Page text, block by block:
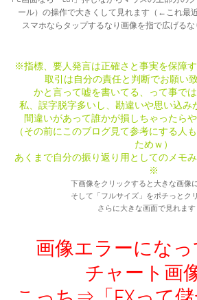
ール）の操作で大きくして見れます（←これ最
スマホならタップするなり画像を指で広げるな
※指標、要人発言は正確さと事実を保障す
取引は自分の責任と判断でお願い
かと言って嘘を書いてる、って事では
私、誤字脱字多いし、勘違いや思い込み
間違いがあって誰かが損しちゃったら
（その前にこのブログ見て参考にする人
ためｗ）
あくまで自分の振り返り用としてのメモ
※
下画像をクリックすると大きな画像
そして「フルサイズ」をポチっとク
さらに大きな画面で見れます
画像エラーにな
チャート画